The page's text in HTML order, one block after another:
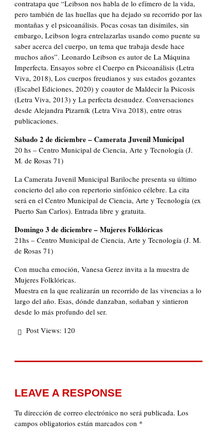
contratapa que “Leibson nos habla de lo efímero de la vida,
pero también de las huellas que ha dejado su recorrido por las
montañas y el psicoanálisis. Pocas cosas tan disímiles, sin
embargo, Leibson logra entrelazarlas usando como puente su
saber acerca del cuerpo, un tema que trabaja desde hace
muchos años”. Leonardo Leibson es autor de La Máquina
Imperfecta. Ensayos sobre el Cuerpo en Psicoanálisis (Letra
Viva, 2018), Los cuerpos freudianos y sus estados gozantes
(Escabel Ediciones, 2020) y coautor de Maldecir la Psicosis
(Letra Viva, 2013) y La perfecta desnudez. Conversaciones
desde Alejandra Pizarnik (Letra Viva 2018), entre otras
publicaciones.
Sábado 2 de diciembre – Camerata Juvenil Municipal
20 hs – Centro Municipal de Ciencia, Arte y Tecnología (J.
M. de Rosas 71)
La Camerata Juvenil Municipal Bariloche presenta su último
concierto del año con repertorio sinfónico célebre. La cita
será en el Centro Municipal de Ciencia, Arte y Tecnología (ex
Puerto San Carlos). Entrada libre y gratuita.
Domingo 3 de diciembre – Mujeres Folklóricas
21hs – Centro Municipal de Ciencia, Arte y Tecnología (J. M.
de Rosas 71)
Con mucha emoción, Vanesa Gerez invita a la muestra de
Mujeres Folklóricas.
Muestra en la que realizarán un recorrido de las vivencias a lo
largo del año. Esas, dónde danzaban, soñaban y sintieron
desde lo más profundo del ser.
Post Views: 120
LEAVE A RESPONSE
Tu dirección de correo electrónico no será publicada. Los
campos obligatorios están marcados con *